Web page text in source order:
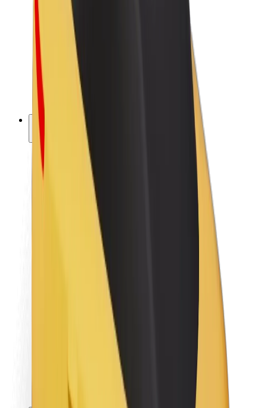
Vairuotojo pajamos
Kurjeriai
Kurjerio pajamos
„Bolt Food“ restoranai ir parduotuvės
Automobilių nuomos parkai
Franšizės
Apie mus
Apie „Bolt“
„Bolt“ tvarumo politika
Projektas „Zero“
Naujienų centras
Prekių ženklo gairės
„Urban Fund“